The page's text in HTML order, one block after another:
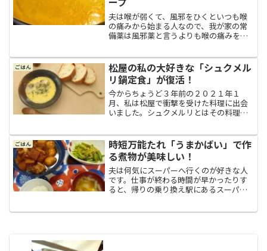
夫は喉が弱くて、風邪をひくといつも喉
の痛みから始まる人なので、我が家の常
備薬は風邪薬と言うよりも喉の痛みを抑
みと発熱で苦しんだことがありました。
原因不明の発熱と喉の痛み最...
ごはん
松屋の私の大好きな「シュクメル
リ鍋定食」が復活！
今からちょうど３年前の２０２１年１
月、私は松屋で衝撃を受けた料理に出会
いました。シュクメルリとはその料理の
美味しく食べるための料理」とも称され
ていて、鶏肉をガーリックの...
ごはん
時短万能たれ「うまかばい」で作
る煮物が美味しい！
夫は何気にスーパーへ行くのが好きな人
です。仕事が終わる時間が早かったりす
ると、帰りの乗り換え駅にあるスーパー